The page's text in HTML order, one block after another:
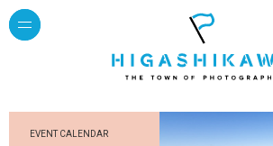
EVENT CALENDAR